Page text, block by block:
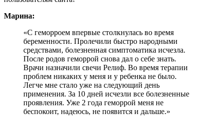
Марина:
«С геморроем впервые столкнулась во время
беременности. Пролечили быстро народными
средствами, болезненная симптоматика исчезла.
После родов геморрой снова дал о себе знать.
Врачи назначили свечи Релиф. Во время терапии
проблем никаких у меня и у ребенка не было.
Легче мне стало уже на следующий день
применения. За 10 дней исчезли все болезненные
проявления. Уже 2 года геморрой меня не
беспокоит, надеюсь, не появится и дальше.»